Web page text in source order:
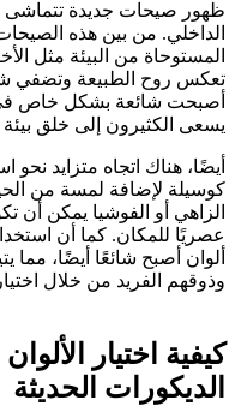
ظهور صيحات جديدة تتماشى
الداخلي. من بين هذه
المستوحاة من البيئة مثل
تعكس روح الطبيعة وتضفي
أصبحت شائعة بشكل خاص
يسعى الكثيرون إلى خلق
أيضًا، هناك اتجاه متزايد نحو
كوسيلة لإضافة لمسة من
الزاهي أو الفوشيا يمكن أن
عصريًا للمكان. كما أن
ألوان أصبح شائعًا أيضًا، مما
وذوقهم الفريد من خلال
كيفية اختيار
الديكورات الحديثة